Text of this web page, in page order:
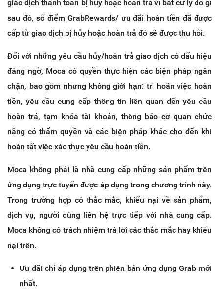
giao dịch thanh toán bị hủy hoặc hoàn trả vì bất cứ lý do gì
sau đó, số điểm GrabRewards/ ưu đãi hoàn tiền đã được
cấp từ giao dịch bị hủy hoặc hoàn trả đó sẽ được thu hồi.
Đối với những yêu cầu hủy/hoàn trả giao dịch có dấu hiệu
đáng ngờ, Moca có quyền thực hiện các biện pháp ngăn
chặn, bao gồm nhưng không giới hạn: trì hoãn việc hoàn
tiền, yêu cầu cung cấp thông tin liên quan đến yêu cầu
hoàn trả, tạm khóa tài khoản, thông báo cơ quan chức
năng có thẩm quyền và các biện pháp khác cho đến khi
hoàn tất việc xác thực yêu cầu hoàn tiền.
Moca không phải là nhà cung cấp những sản phẩm trên
ứng dụng trực tuyến được áp dụng trong chương trình này.
Trong trường hợp có thắc mắc, khiếu nại về sản phẩm,
dịch vụ, người dùng liên hệ trực tiếp với nhà cung cấp.
Moca không có trách nhiệm trả lời các thắc mắc hay khiếu
nại trên.
Ưu đãi chỉ áp dụng trên phiên bản ứng dụng Grab mới
nhất.